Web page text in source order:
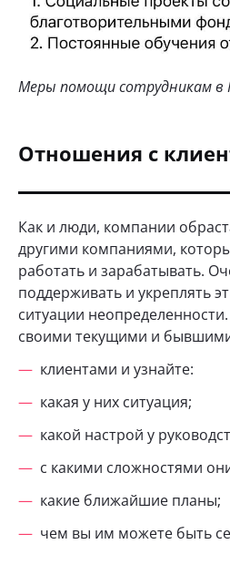
Меры помощи сотрудникам в
Отношения с
Как и люди, компании
другими компаниями,
работать и зарабатывать.
поддерживать и укреплять
ситуации
своими текущими и
клиентами и узнайте:
какая у них ситуация;
какой настрой у
с какими сложностями
какие ближайшие планы;
чем вы им можете быть